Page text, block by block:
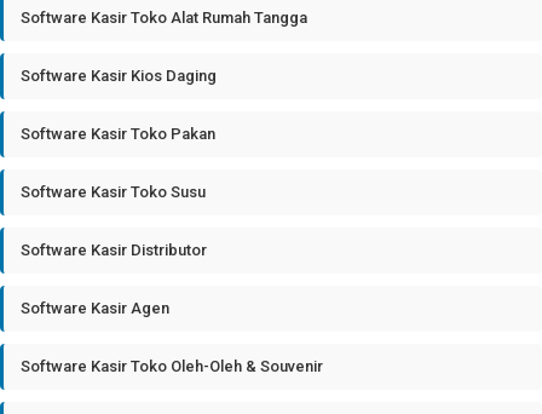
Software Kasir Toko Alat Rumah Tangga
Software Kasir Kios Daging
Software Kasir Toko Pakan
Software Kasir Toko Susu
Software Kasir Distributor
Software Kasir Agen
Software Kasir Toko Oleh-Oleh & Souvenir